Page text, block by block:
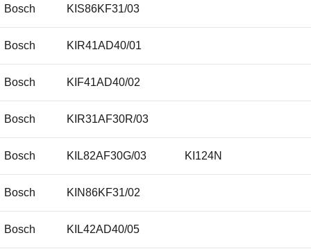
Bosch KIS86KF31/03
Bosch KIR41AD40/01
Bosch KIF41AD40/02
Bosch KIR31AF30R/03
Bosch KIL82AF30G/03 KI124N
Bosch KIN86KF31/02
Bosch KIL42AD40/05